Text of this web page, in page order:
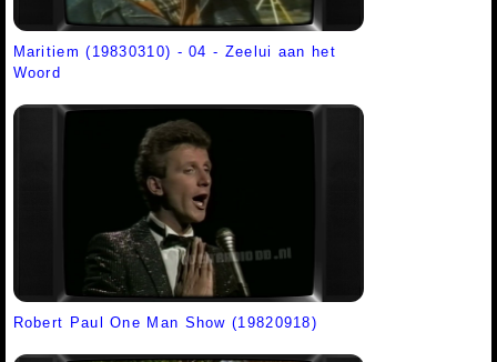
Maritiem (19830310) - 04 - Zeelui aan het
Woord
Robert Paul One Man Show (19820918)